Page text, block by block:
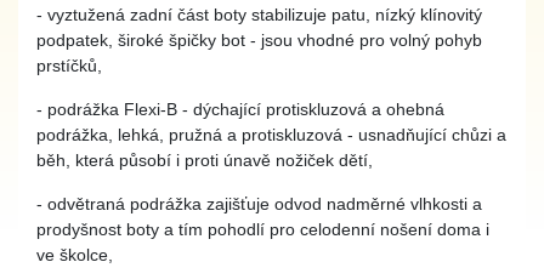
- vyztužená zadní část boty stabilizuje patu, nízký klínovitý
podpatek, široké špičky bot - jsou vhodné pro volný pohyb
prstíčků,
- podrážka Flexi-B - dýchající protiskluzová a ohebná
podrážka, lehká, pružná a protiskluzová - usnadňující chůzi a
běh, která působí i proti únavě nožiček dětí,
- odvětraná podrážka zajišťuje odvod nadměrné vlhkosti a
prodyšnost boty a tím pohodlí pro celodenní nošení doma i
ve školce,